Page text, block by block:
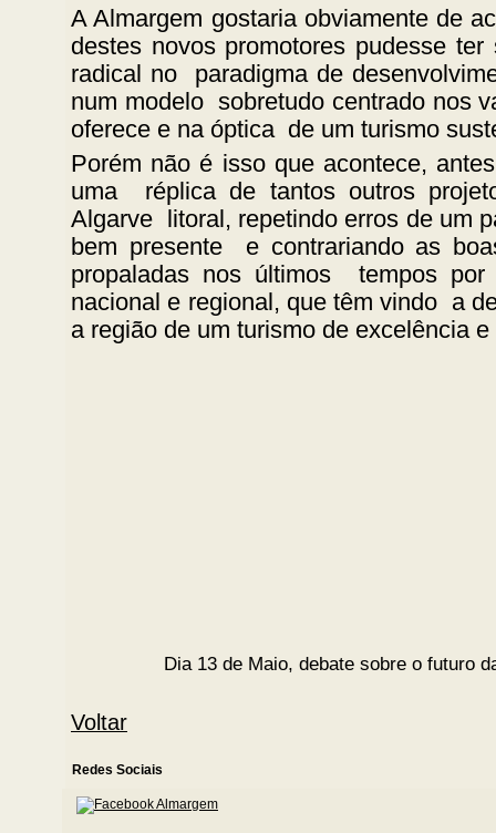
A Almargem gostaria obviamente de
destes novos promotores pudesse
radical no paradigma de
num modelo sobretudo centrado nos
oferece e na óptica de um turismo
Porém não é isso que acontece,
uma réplica de tantos outros
Algarve litoral, repetindo erros de um
bem presente e contrariando as
propaladas nos últimos tempos por
nacional e regional, que têm vindo a
a região de um turismo de excelência
Dia 13 de Maio, debate sobre o futuro
Voltar
Redes Sociais